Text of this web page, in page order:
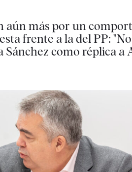
aún más por un
frente a la del PP:
como réplica a